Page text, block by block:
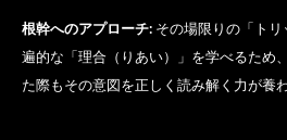
根幹へのアプローチ: その場限りの「ト
遍的な「理合（りあい）」を学べるため
た際もその意図を正しく読み解く力が養